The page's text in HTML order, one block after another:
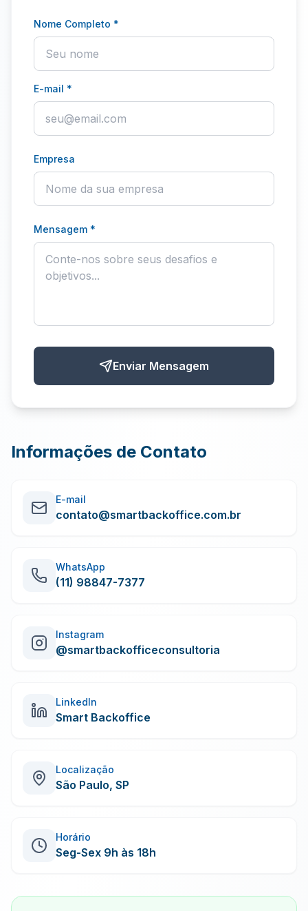
Nome Completo *
E-mail *
Empresa
Mensagem *
Enviar Mensagem
Informações de Contato
E-mail
contato@smartbackoffice.com.br
WhatsApp
(11) 98847-7377
Instagram
@smartbackofficeconsultoria
LinkedIn
Smart Backoffice
Localização
São Paulo, SP
Horário
Seg-Sex 9h às 18h